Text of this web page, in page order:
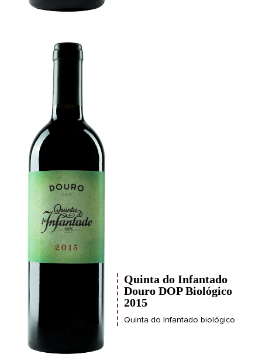
Quinta do Infantado
Douro DOP Biológico
2015
Quinta do Infantado biológico